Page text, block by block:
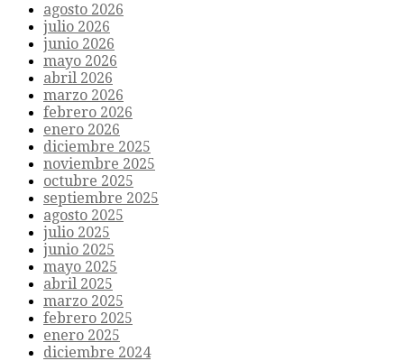
agosto 2026
julio 2026
junio 2026
mayo 2026
abril 2026
marzo 2026
febrero 2026
enero 2026
diciembre 2025
noviembre 2025
octubre 2025
septiembre 2025
agosto 2025
julio 2025
junio 2025
mayo 2025
abril 2025
marzo 2025
febrero 2025
enero 2025
diciembre 2024